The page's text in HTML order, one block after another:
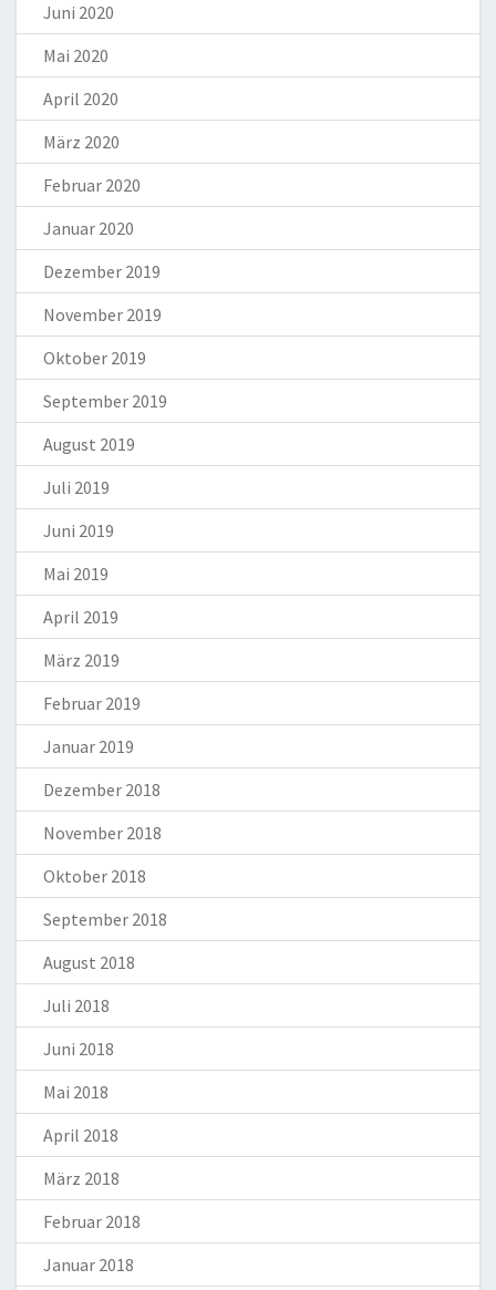
Juni 2020
Mai 2020
April 2020
März 2020
Februar 2020
Januar 2020
Dezember 2019
November 2019
Oktober 2019
September 2019
August 2019
Juli 2019
Juni 2019
Mai 2019
April 2019
März 2019
Februar 2019
Januar 2019
Dezember 2018
November 2018
Oktober 2018
September 2018
August 2018
Juli 2018
Juni 2018
Mai 2018
April 2018
März 2018
Februar 2018
Januar 2018